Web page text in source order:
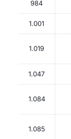
984
1.001
1.019
1.047
1.084
1.085